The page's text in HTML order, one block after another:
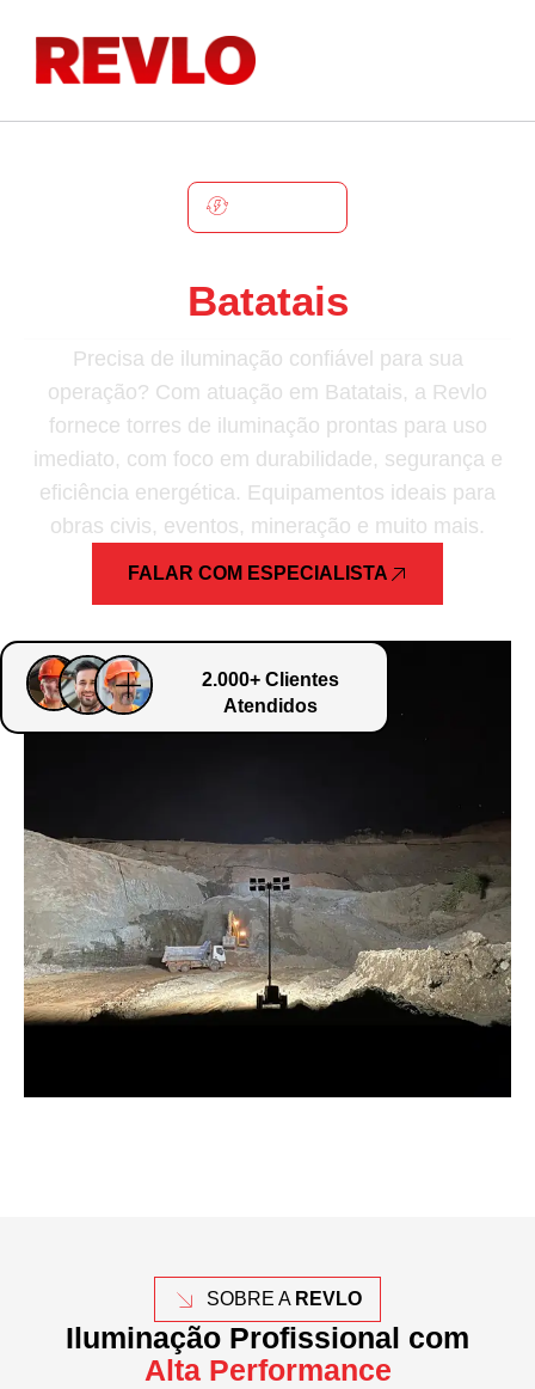
Batatais
Precisa de iluminação confiável para sua
operação? Com atuação em Batatais, a Revlo
fornece torres de iluminação prontas para uso
imediato, com foco em durabilidade, segurança e
eficiência energética. Equipamentos ideais para
obras civis, eventos, mineração e muito mais.
FALAR COM ESPECIALISTA
2.000+ Clientes
Atendidos
SOBRE A REVLO
Iluminação Profissional com
Alta Performance